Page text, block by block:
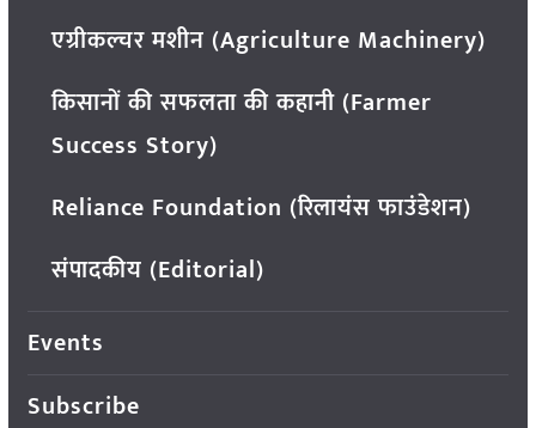
एग्रीकल्चर मशीन (Agriculture Machinery)
किसानों की सफलता की कहानी (Farmer
Success Story)
Reliance Foundation (रिलायंस फाउंडेशन)
संपादकीय (Editorial)
Events
Subscribe